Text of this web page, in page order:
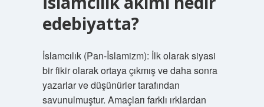
edebiyatta?
İslamcılık (Pan-İslamizm): İlk olarak siyasi
bir fikir olarak ortaya çıkmış ve daha sonra
yazarlar ve düşünürler tarafından
savunulmuştur. Amaçları farklı ırklardan